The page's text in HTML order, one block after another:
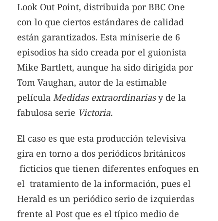
Look Out Point, distribuida por BBC One
con lo que ciertos estándares de calidad
están garantizados. Esta miniserie de 6
episodios ha sido creada por el guionista
Mike Bartlett, aunque ha sido dirigida por
Tom Vaughan, autor de la estimable
película Medidas extraordinariasy de la
fabulosa serie Victoria.
El caso es que esta producción televisiva
gira en torno a dos periódicos británicos
ficticios que tienen diferentes enfoques en
el tratamiento de la información, pues el
Herald es un periódico serio de izquierdas
frente al Post que es el típico medio de